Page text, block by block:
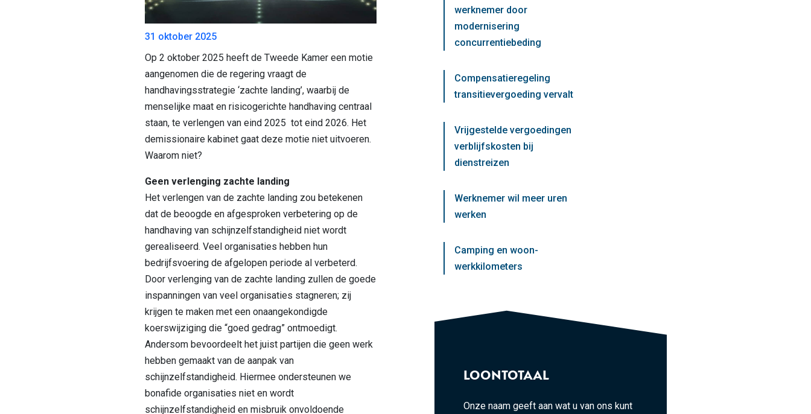
31 oktober 2025
Op 2 oktober 2025 heeft de Tweede Kamer een motie
aangenomen die de regering vraagt de
handhavingsstrategie ‘zachte landing’, waarbij de
menselijke maat en risicogerichte handhaving centraal
staan, te verlengen van eind 2025 tot eind 2026. Het
demissionaire kabinet gaat deze motie niet uitvoeren.
Waarom niet?
Geen verlenging zachte landing
Het verlengen van de zachte landing zou betekenen
dat de beoogde en afgesproken verbetering op de
handhaving van schijnzelfstandigheid niet wordt
gerealiseerd. Veel organisaties hebben hun
bedrijfsvoering de afgelopen periode al verbeterd.
Door verlenging van de zachte landing zullen de goede
inspanningen van veel organisaties stagneren; zij
krijgen te maken met een onaangekondigde
koerswijziging die “goed gedrag” ontmoedigt.
Andersom bevoordeelt het juist partijen die geen werk
hebben gemaakt van de aanpak van
schijnzelfstandigheid. Hiermee ondersteunen we
bonafide organisaties niet en wordt
schijnzelfstandigheid en misbruik onvoldoende
werknemer door
modernisering
concurrentiebeding
Compensatieregeling
transitievergoeding vervalt
Vrijgestelde vergoedingen
verblijfskosten bij
dienstreizen
Werknemer wil meer uren
werken
Camping en woon-
werkkilometers
LOONTOTAAL
Onze naam geeft aan wat u van ons kunt